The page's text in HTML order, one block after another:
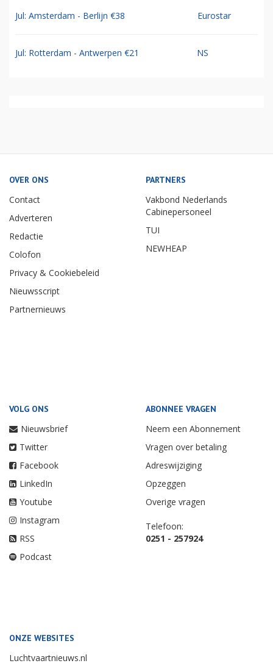
Jul: Amsterdam - Berlijn €38 Eurostar
Jul: Rotterdam - Antwerpen €21 NS
OVER ONS
Contact
Adverteren
Redactie
Colofon
Privacy & Cookiebeleid
Nieuwsscript
Partnernieuws
PARTNERS
Vakbond Nederlands
Cabinepersoneel
TUI
NEWHEAP
VOLG ONS
Nieuwsbrief
Twitter
Facebook
LinkedIn
Youtube
Instagram
RSS
Podcast
ABONNEE VRAGEN
Neem een Abonnement
Vragen over betaling
Adreswijziging
Opzeggen
Overige vragen
Telefoon:
0251 - 257924
ONZE WEBSITES
Luchtvaartnieuws.nl